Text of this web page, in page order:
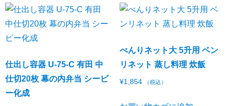
仕出し容器 U-75-C 有田 中
仕切20枚 幕の内弁当 シーピ
ー化成
べんりネット大 5升用 ベン
リネット 蒸し料理 炊飯
¥1,854 （税込）